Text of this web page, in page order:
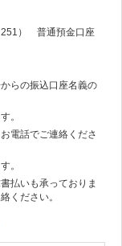
251） 普通預金口座
らの振込口座名義の
。
電話でご連絡くださ
。
払いも承っておりま
ください。